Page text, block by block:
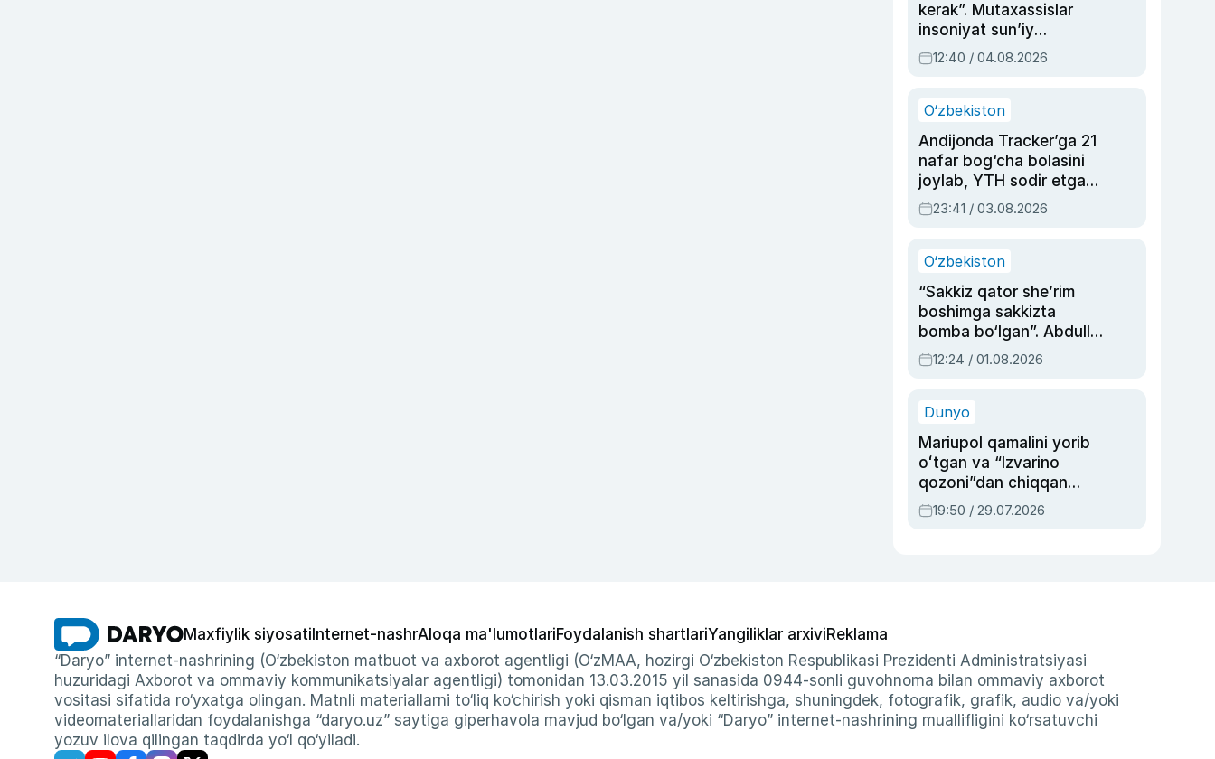
kerak”. Mutaxassislar
insoniyat sun’iy
intellektni boshqara
olmay qolishidan xavotir
12:40 / 04.08.2026
O‘zbekiston
Andijonda Tracker’ga 21
nafar bog‘cha bolasini
joylab, YTH sodir etgan
ayolga sud hukmi o‘qildi
23:41 / 03.08.2026
O‘zbekiston
“Sakkiz qator she’rim
boshimga sakkizta
bomba bo‘lgan”. Abdulla
Oripovni siyosiy
ayblovlardan asrab
12:24 / 01.08.2026
Dunyo
Mariupol qamalini yorib
oʻtgan va “Izvarino
qozoni”dan chiqqan
qahramon — Ukraina
armiyasi bosh
19:50 / 29.07.2026
Maxfiylik siyosati Internet-nashrAloqa ma'lumotlariFoydalanish shartlariYangiliklar arxiviReklama
“Daryo” internet-nashrining (O‘zbekiston matbuot va axborot agentligi (O‘zMAA, hozirgi O‘zbekiston Respublikasi Prezidenti Administratsiyasi
huzuridagi Axborot va ommaviy kommunikatsiyalar agentligi) tomonidan 13.03.2015 yil sanasida 0944-sonli guvohnoma bilan ommaviy axborot
vositasi sifatida ro‘yxatga olingan. Matnli materiallarni to‘liq ko‘chirish yoki qisman iqtibos keltirishga, shuningdek, fotografik, grafik, audio va/yoki
videomateriallaridan foydalanishga “daryo.uz” saytiga giperhavola mavjud bo‘lgan va/yoki “Daryo” internet-nashrining muallifligini ko‘rsatuvchi
yozuv ilova qilingan taqdirda yo‘l qo‘yiladi.